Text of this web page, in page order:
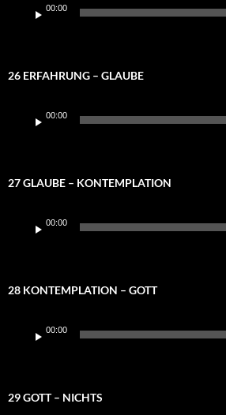
Player
00:00
26 ERFAHRUNG – GLAUBE
Player
00:00
27 GLAUBE – KONTEMPLATION
Player
00:00
28 KONTEMPLATION – GOTT
Player
00:00
29 GOTT – NICHTS